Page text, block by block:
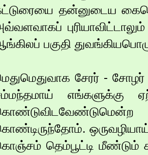
தன்னுடைய
பகுதி
சேரர் -
எங்களுக்கு
தெம்பூட்டி மீண்டும்